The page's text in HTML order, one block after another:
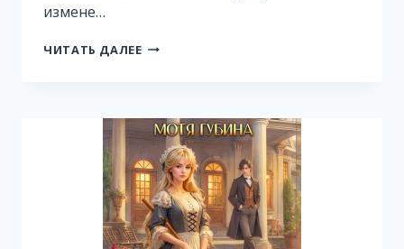
измене…
ЧИТАТЬ ДАЛЕЕ РАЗВОД.
КРАСКАХ